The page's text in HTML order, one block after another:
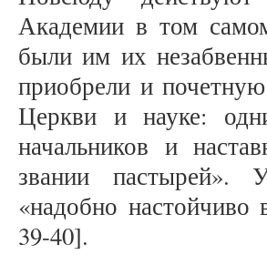
Академии в том
были им их
приобрели и
Церкви и науке:
начальников и
звании пастырей».
«надобно настойчиво
39-40].